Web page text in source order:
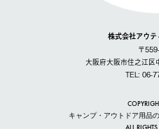
株式会社アウ
〒
大阪府大阪市住之江
TEL: 06-
キャンプ・アウトドア用品の